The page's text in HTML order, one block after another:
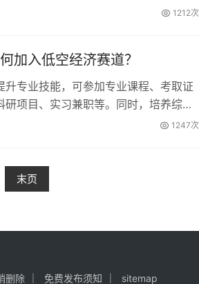
和公众接受度等挑战。...
1212次
加入低空经济赛道？
专业技能，可参加专业课程、考取证
项目、实习兼职等。同时，培养综合
坚实基础，助力低空经济发展。...1247次
末页
删除 免费发布须知 sitemap